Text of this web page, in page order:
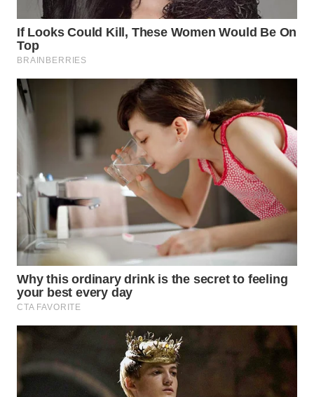
SAMOSIR
WN
PADANG
CIANJUR
WN
KEPULAUAN
SERIBU
WN
TANGERANG